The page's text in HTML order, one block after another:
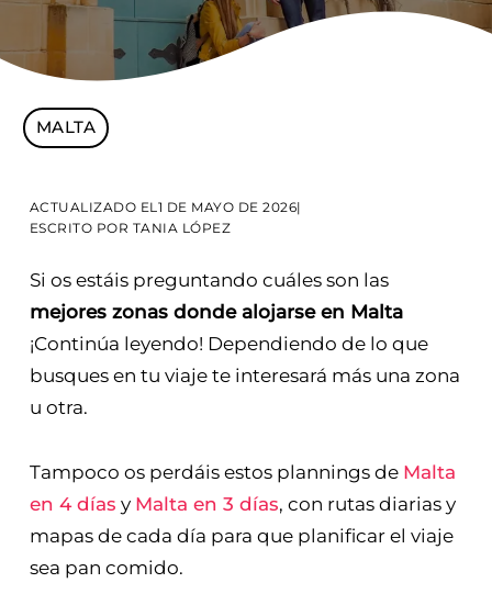
MALTA
ACTUALIZADO EL 1 DE MAYO DE 2026|
ESCRITO POR TANIA LÓPEZ
Si os estáis preguntando cuáles son las
mejores zonas donde alojarse en Malta
¡Continúa leyendo! Dependiendo de lo que
busques en tu viaje te interesará más una zona
u otra.
Tampoco os perdáis estos plannings de Malta
en 4 días y Malta en 3 días, con rutas diarias y
mapas de cada día para que planificar el viaje
sea pan comido.